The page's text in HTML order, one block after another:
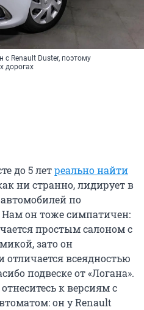
Renault Duster, поэтому
дорогах
до 5 летреально найти
ни странно, лидирует в
по
он тоже симпатичен:
простым салоном с
зато он
отличается всеядностью
подвеске от «Логана».
к версиям с
он у Renault